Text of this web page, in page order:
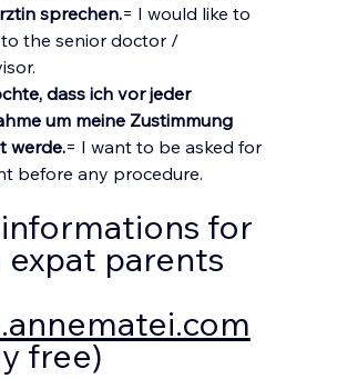
sprechen.= I would like to
the senior doctor /
dass ich vor jeder
um meine Zustimmung
werde.= I want to be asked for
before any procedure.
for
expat parents
free)